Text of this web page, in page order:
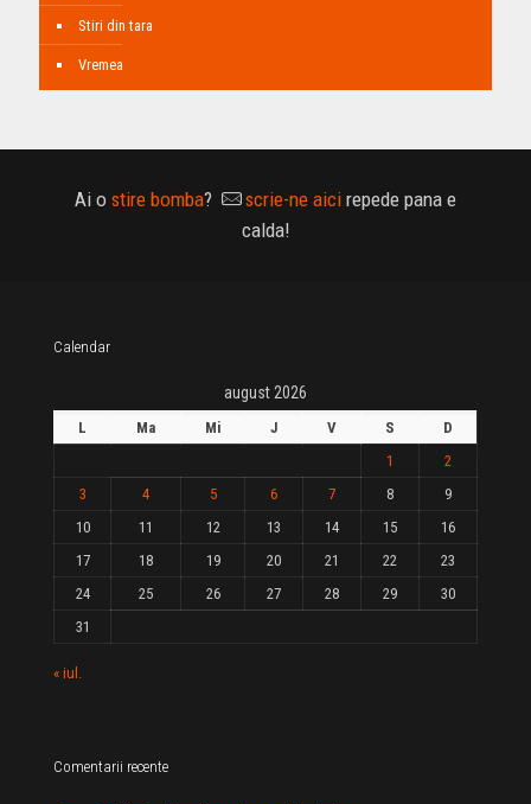
Stiri din tara
Vremea
Ai o stire bomba? scrie-ne aici repede pana e
calda!
Calendar
august 2026
L Ma Mi J V S
D
1
2
3
4 5 6 7 8
9
10
11 12 13 14 15
16
17
18 19 20 21 22
23
24
25 26 27 28 29
30
31
« iul.
Comentarii recente